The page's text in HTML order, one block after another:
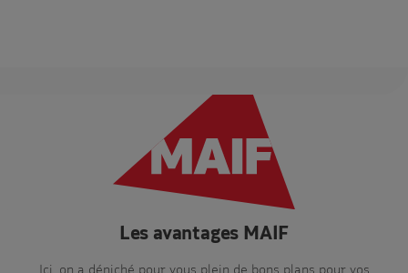
Les avantages MAIF
Ici, on a déniché pour vous plein de bons plans pour vos